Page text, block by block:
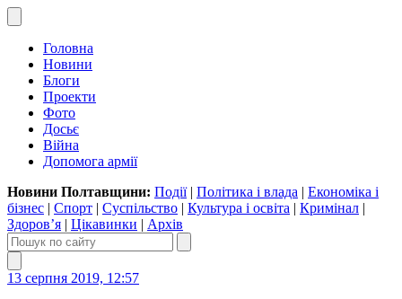
Головна
Новини
Блоги
Проекти
Фото
Досьє
Війна
Допомога армії
Новини Полтавщини: Події| Політика і влада | Економіка і
бізнес | Спорт | Суспільство | Культура і освіта | Кримінал |
Здоров’я | Цікавинки | Архів
13 серпня 2019, 12:57